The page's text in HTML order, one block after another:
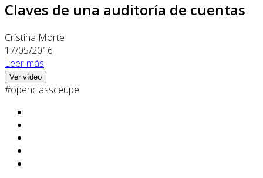
Claves de una auditoría de cuentas
Cristina Morte
17/05/2016
Leer más
Ver vídeo
#openclassceupe